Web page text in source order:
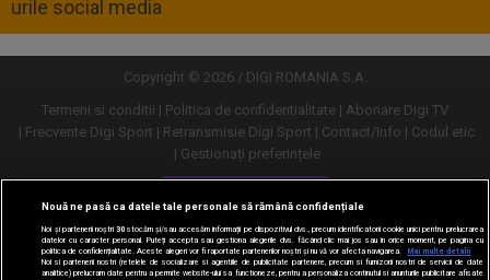
urile social media
Copyright © 2026 / DIGI ROMANIA S.A.
Termeni si conditii
Politica de confidentialitate
Abonare Digi TV
Frecvente Digi Sport
Retransmisie Digi Sport Contact/Info
Codul etic
Gestionați preferințele
Versiune desktop
Nouă ne pasă ca datele tale personale să rămână confidențiale
Noi și partenerii noștri30stocăm și/sau accesăm informații pe dispozitivul dvs., precum identificatorii cookie unici pentru prelucrarea
datelor cu caracter personal. Puteți accepta sau gestiona alegerile dvs. făcând clic mai jos sau în orice moment, pe pagina cu
politica de confidențialitate. Aceste alegeri vor fi raportate partenerilor noștri și nu vă vor afecta navigarea.
Mai multe detalii
Noi si partenerii nostri (retelele de socializare si agentiile de publicitate partenere, precum si furnizorii nostri de servicii de date
analitice) prelucram date pentru a permite website-ului sa functioneze, pentru a personaliza continutul si anunturile publicitare afisate